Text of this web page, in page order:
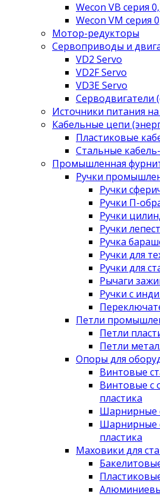
Wecon VB серия
Wecon VM серия
Мотор-редукторы
Сервоприводы и
VD2 Servo
VD2F Servo
VD3E Servo
Серводвигатели
Источники питания
Кабельные цепи
Пластиковые
Стальные
Промышленная
Ручки
Ручки
Ручки П-
Ручки
Ручки
Ручка
Ручки для
Ручки для
Рычаги
Ручки с
Петли
Петли
Петли
Опоры для
Винтовые
Винтовые с
пластика
Шарнирные
Шарнирные
пластика
Маховики для